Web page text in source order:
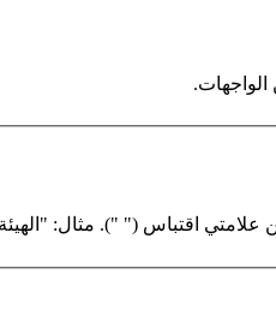
اقتباس (" "). مثال: